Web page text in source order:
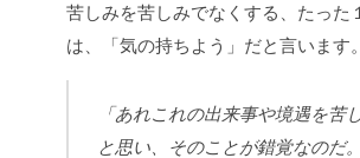
苦しみを苦しみでなくする、たった
は、「気の持ちよう」だと言います。
「あれこれの出来事や境遇を苦
と思い、そのことが錯覚なのだ。